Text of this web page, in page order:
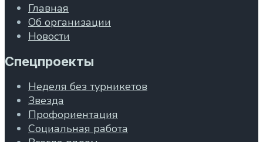
Главная
Об организации
Новости
Спецпроекты
Неделя без турникетов
Звезда
Профориентация
Социальная работа